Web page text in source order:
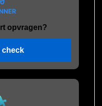
opvragen?
check